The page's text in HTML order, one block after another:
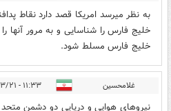
به نظر میرسد امریکا قصد دارد نقاط
خلیج فارس را شناسایی و به مرور آنها را
خلیج فارس مسلط شود.
غلامحسین ۱۱:۳۳ - ۱۴۰۵/۰۳/۲۱
نیروهای هوایی و دریایی دو دشمن متحد